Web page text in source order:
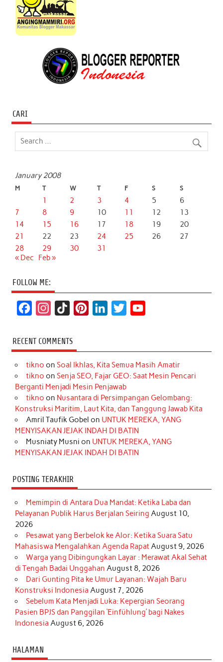
CARI
January 2008
M T W T F S S
1 2 3 4 5
6
7
8 9 10 11 12
13
14
15 16 17 18 19
20
21
22 23 24 25 26
27
28
29 30
31
« Dec
Feb »
FOLLOW ME:
c
e
b
o
k
s
t
a
r
a
m
k
T
o
k
t
e
r
e
s
t
k
e
d
I
n
t
t
r
T
u
e
RECENT COMMENTS
tikno on Soal Ikhlas, Kita Semua Masih Amatir
tikno on Senja SEO, Fajar GEO: Saat Mesin Pencari
Berganti Menjadi Mesin Penjawab
tikno on Nusantara di Persimpangan Gelombang:
Konstruksi Maritim, Laut Kita, dan Tanggung Jawab Kita
Amril Taufik Gobel on UNTUK MEREKA, YANG
MENYISAKAN JEJAK INDAH DI BATIN
Musniaty Musni on UNTUK MEREKA, YANG
MENYISAKAN JEJAK INDAH DI BATIN
POSTING TERAKHIR
Memimpin di Antara Dua Mandat: Ketika Laba dan
Pelayanan Publik Harus Berjalan Seiring August 10,
2026
Pesawat yang Berbelok ke Alor: Ketika Suara Satu
Mahasiswa Mengalahkan Agenda RapatAugust 9, 2026
Warga yang Dibingungkan Layar : Merawat Akal Sehat
di Tengah Badai Unggahan August 8, 2026
Dari Gunting Pita ke Umur Layanan: Wajah Baru
Konstruksi Indonesia August 7, 2026
Sebelum Kata Menjadi Luka: Kepergian Seorang
Pasien BPJS dan Panggilan ‘Einfühlung’ bagi Nakes
Indonesia August 6, 2026
HALAMAN